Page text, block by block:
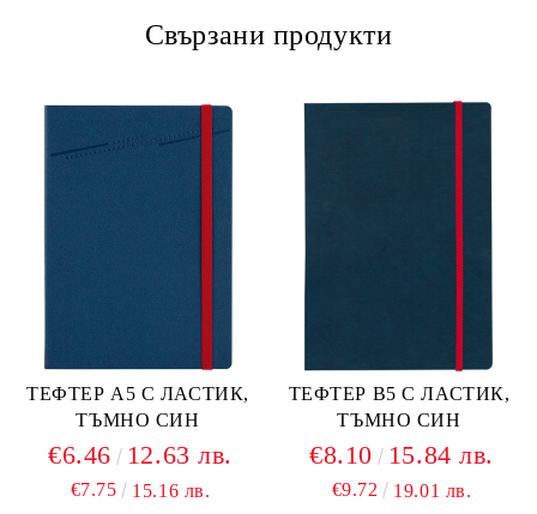
Свързани продукти
ТЕФТЕР А5 С ЛАСТИК,
ТЪМНО СИН
€6.46 12.63 лв.
€7.75 15.16 лв.
ТЕФТЕР В5 С ЛАСТИК,
ТЪМНО СИН
€8.10 15.84 лв.
€9.72 19.01 лв.